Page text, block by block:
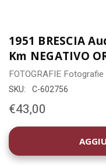
1951 BRESCIA
Km NEGATIVO
FOTOGRAFIE
SKU: C-602756
€43,00
DISPONIBILITÀ
ATTUALE: